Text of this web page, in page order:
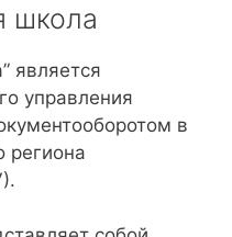
школа
является
управления
в
региона